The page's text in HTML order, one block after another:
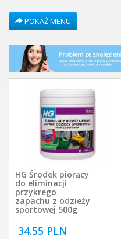
POKAŻ MENU
HG Środek piorący
do eliminacji
przykrego
zapachu z odzieży
sportowej 500g
34.55 PLN